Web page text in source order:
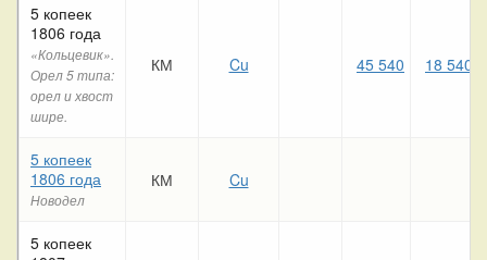
5 копеек
1806 года
«Кольцевик».
Орел 5 типа:
орел и хвост
шире.
КМ Cu 45 540 18 540
5 копеек
1806 года
Новодел
КМ Cu
5 копеек